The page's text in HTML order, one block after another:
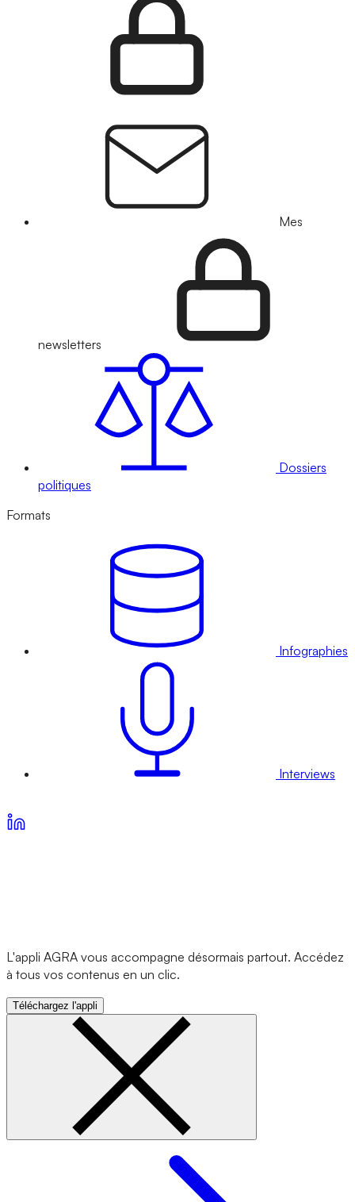
Mes
newsletters
Dossiers
politiques
Formats
Infographies
Interviews
L'appli AGRA vous accompagne désormais partout. Accédez
à tous vos contenus en un clic.
Téléchargez l'appli